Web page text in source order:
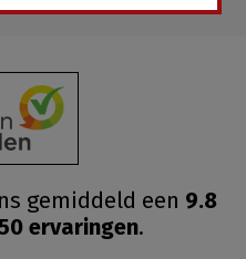
gemiddeld een 9.8
ervaringen.